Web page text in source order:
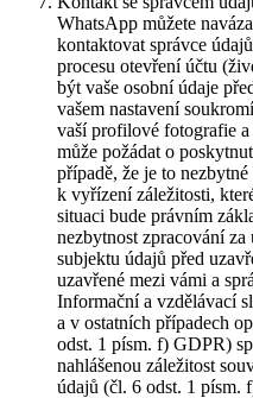
WhatsApp můžete
kontaktovat správce
procesu otevření účtu
být vaše osobní údaje
vašem nastavení
vaší profilové fotografie
může požádat o
případě, že je to
k vyřízení záležitosti,
situaci bude právním
nezbytnost zpracování
subjektu údajů před
uzavřené mezi vámi a
Informační a vzdělávací
a v ostatních případech
odst. 1 písm. f) GDPR)
nahlášenou záležitost
údajů (čl. 6 odst. 1 písm.